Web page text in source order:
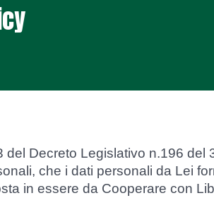
del Decreto Legislativo n.196 del
che i dati personali da Lei
in essere da Cooperare con